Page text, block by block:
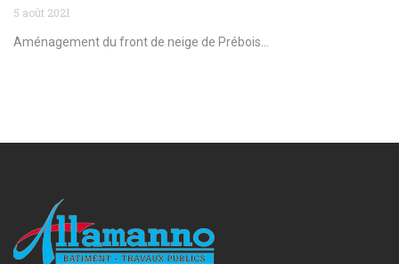
5 août 2021
Aménagement du front de neige de Prébois...